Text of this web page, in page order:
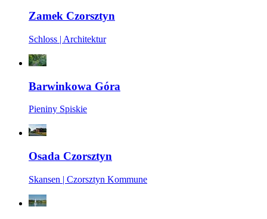
Zamek Czorsztyn
Schloss | Architektur
Barwinkowa Góra
Pieniny Spiskie
Osada Czorsztyn
Skansen | Czorsztyn Kommune